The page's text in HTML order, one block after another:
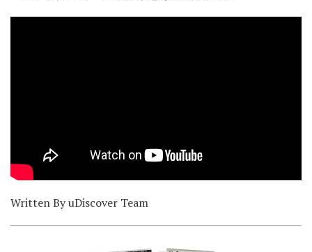
Written By uDiscover Team